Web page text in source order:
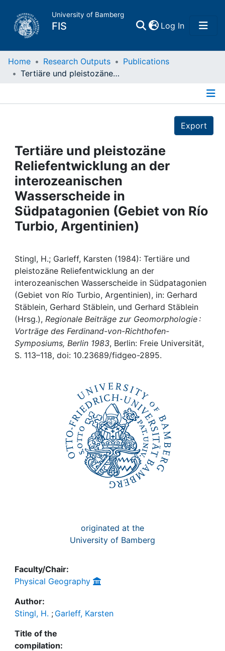
University of Bamberg
FIS Log In(current)
Home
Projects
People
Institutions
Awards
Help
Home Research Outputs
Publications
Tertiäre und pleistozäne Reliefentwicklung an der interozeanischen Wasserscheide in Südpatagonien (Gebiet von Río Turbio, Argentinien)
Export
Tertiäre und pleistozäne
Reliefentwicklung an der
interozeanischen
Wasserscheide in
Südpatagonien (Gebiet von Río
Turbio, Argentinien)
Stingl, H.; Garleff, Karsten (1984): Tertiäre und
pleistozäne Reliefentwicklung an der
interozeanischen Wasserscheide in Südpatagonien
(Gebiet von Río Turbio, Argentinien), in: Gerhard
Stäblein, Gerhard Stäblein, und Gerhard Stäblein
(Hrsg.), Regionale Beiträge zur Geomorphologie :
Vorträge des Ferdinand-von-Richthofen-
Symposiums, Berlin 1983, Berlin: Freie Universität,
S. 113–118, doi: 10.23689/fidgeo-2895.
originated at the
University of Bamberg
Faculty/Chair:
Physical Geography
Author:
Stingl, H. ; Garleff, Karsten
Title of the
compilation: